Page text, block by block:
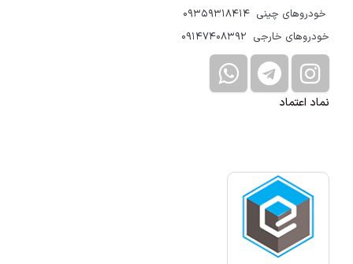
خودروهای چینی 09359318414
خودروهای خارجی 09147408392
نماد اعتماد